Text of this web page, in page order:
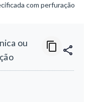
com perfuração
ou